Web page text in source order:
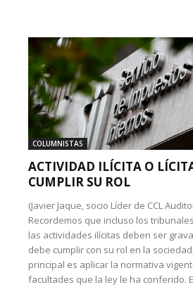
COLUMNISTAS
ACTIVIDAD ILÍCITA O
CUMPLIR SU ROL
(Javier Jaque, socio Líder de CCL
Recordemos que incluso los
las actividades ilícitas deben ser
debe cumplir con su rol en la
principal es aplicar la normativa
facultades que la ley le ha conferido.